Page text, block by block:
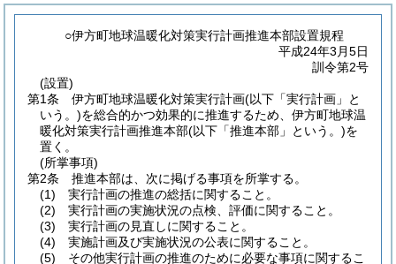
○伊方町地球温暖化対策実行計画推進本部設置規程
平成24年3月5日
訓令第2号
(設置)
第1条
伊方町地球温暖化対策実行計画(以下「実行計画」と
いう。)を総合的かつ効果的に推進するため、伊方町地球温
暖化対策実行計画推進本部(以下「推進本部」という。)を
置く。
(所掌事項)
第2条
推進本部は、次に掲げる事項を所掌する。
(1)
実行計画の推進の総括に関すること。
(2)
実行計画の実施状況の点検、評価に関すること。
(3)
実行計画の見直しに関すること。
(4)
実施計画及び実施状況の公表に関すること。
(5)
その他実行計画の推進のために必要な事項に関するこ